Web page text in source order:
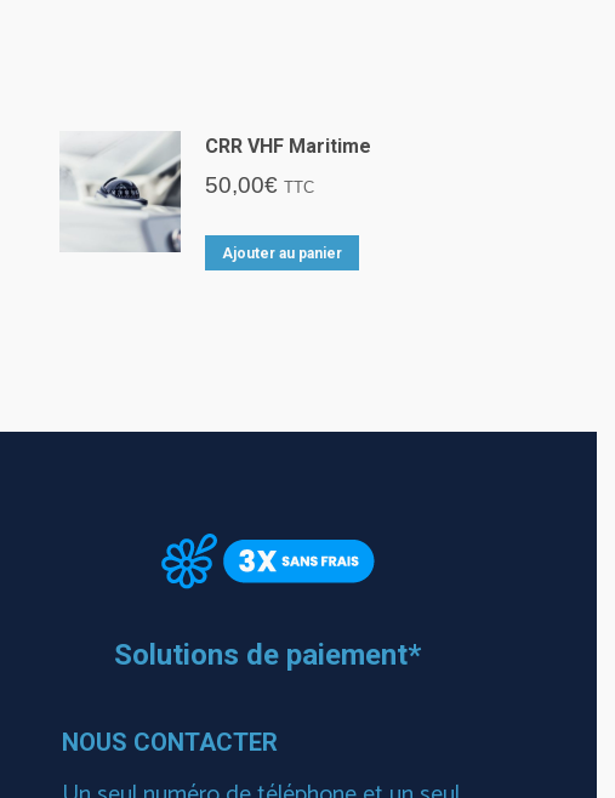
CRR VHF Maritime
50,00€ TTC
Ajouter au panier
Solutions de paiement*
NOUS CONTACTER